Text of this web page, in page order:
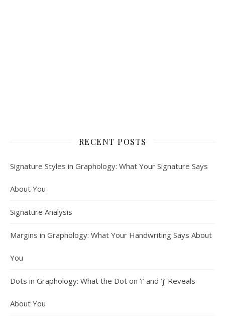
RECENT POSTS
Signature Styles in Graphology: What Your Signature Says
About You
Signature Analysis
Margins in Graphology: What Your Handwriting Says About
You
Dots in Graphology: What the Dot on ‘i’ and ‘j’ Reveals
About You